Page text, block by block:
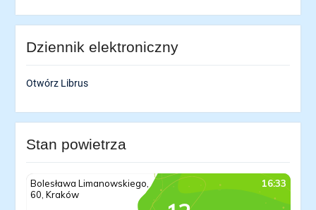
Dziennik elektroniczny
Otwórz Librus
Stan powietrza